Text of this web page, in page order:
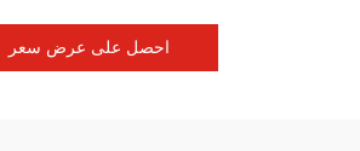
احصل على عرض سعر